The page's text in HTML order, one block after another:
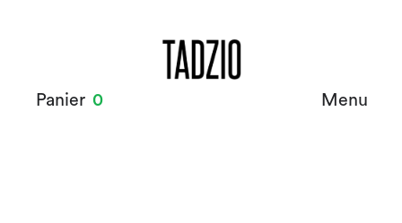
Panier 0 Menu